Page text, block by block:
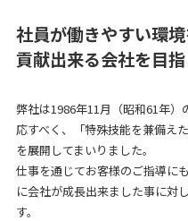
社員が働きやすい環
貢献出来る会社を目指
弊社は1986年11月（昭和61年
応すべく、「特殊技能を兼備え
を展開してまいりました。
仕事を通じてお客様のご指導に
に会社が成長出来ました事に対
す。